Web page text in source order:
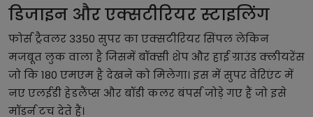
डिजाइन और एक्सटीरियर स्टाइलिंग
फोर्स ट्रैवलर 3350 सुपर का एक्सटीरियर सिंपल लेकिन
मजबूत लुक वाला है जिसमें बॉक्सी शेप और हाई ग्राउंड क्लीयरेंस
जो कि 180 एमएम है देखने को मिलेगा। इस में सुपर वेरिएंट में
नए एलईडी हेडलैंप्स और बॉडी कलर बंपर्स जोड़े गए हैं जो इसे
मॉडर्न टच देते हैं।